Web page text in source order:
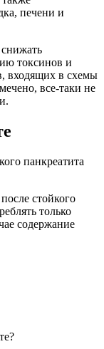
печени и
токсинов и
входящих в схемы
все-таки не
панкреатита
стойкого
только
содержание